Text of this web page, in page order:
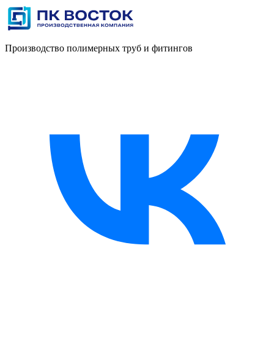
Производство полимерных труб и фитингов